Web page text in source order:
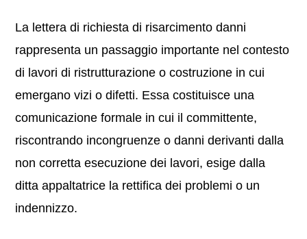
La lettera di richiesta di risarcimento danni
rappresenta un passaggio importante nel contesto
di lavori di ristrutturazione o costruzione in cui
emergano vizi o difetti. Essa costituisce una
comunicazione formale in cui il committente,
riscontrando incongruenze o danni derivanti dalla
non corretta esecuzione dei lavori, esige dalla
ditta appaltatrice la rettifica dei problemi o un
indennizzo.